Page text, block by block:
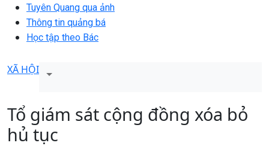
Tuyên Quang qua ảnh
Thông tin quảng bá
Học tập theo Bác
XÃ HỘI
Tổ giám sát cộng đồng xóa bỏ
hủ tục